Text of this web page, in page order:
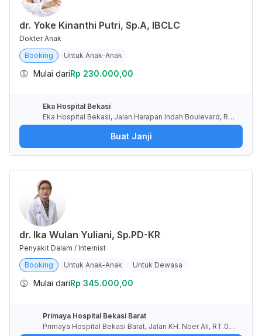
dr. Yoke Kinanthi Putri, Sp.A, IBCLC
Dokter Anak
Booking
Untuk Anak-Anak
Mulai dariRp 230.000,00
Eka Hospital Bekasi
Eka Hospital Bekasi, Jalan Harapan Indah Boulevard, RT.
10/RW.8, Pusaka Rakyat, Kota Bekasi, Jawa Barat, Indone
Buat Janji
dr. Ika Wulan Yuliani, Sp.PD-KR
Penyakit Dalam / Internist
Booking
Untuk Anak-Anak Untuk Dewasa
Mulai dariRp 345.000,00
Primaya Hospital Bekasi Barat
Primaya Hospital Bekasi Barat, Jalan KH. Noer Ali, RT.00